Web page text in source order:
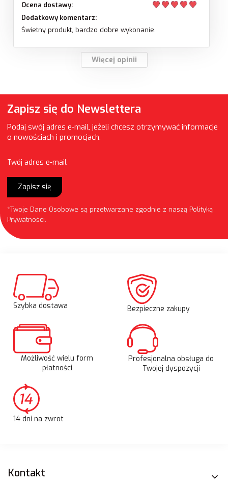
Ocena dostawy:
Dodatkowy komentarz:
Świetny produkt, bardzo dobre wykonanie.
Więcej opinii
Zapisz się do Newslettera
Podaj swój adres e-mail, jeżeli chcesz otrzymywać informacje
o nowościach i promocjach.
Twój adres e-mail
Zapisz się
*Twoje Dane Osobowe są przetwarzane zgodnie z naszą Polityką
Prywatności.
Szybka dostawa Bezpieczne zakupy
Możliwość wielu form
płatności
Profesjonalna obsługa do
Twojej dyspozycji
14 dni na zwrot
Linki w stopce
Kontakt